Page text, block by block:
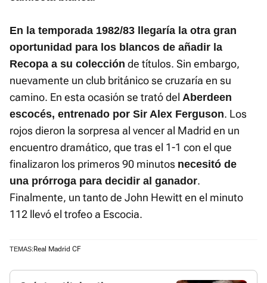
En la temporada 1982/83 llegaría la otra gran
oportunidad para los blancos de añadir la
Recopa a su colección de títulos. Sin embargo,
nuevamente un club británico se cruzaría en su
camino. En esta ocasión se trató del Aberdeen
escocés, entrenado por Sir Alex Ferguson. Los
rojos dieron la sorpresa al vencer al Madrid en un
encuentro dramático, que tras el 1-1 con el que
finalizaron los primeros 90 minutos necesitó de
una prórroga para decidir al ganador.
Finalmente, un tanto de John Hewitt en el minuto
112 llevó el trofeo a Escocia.
TEMAS: Real Madrid CF